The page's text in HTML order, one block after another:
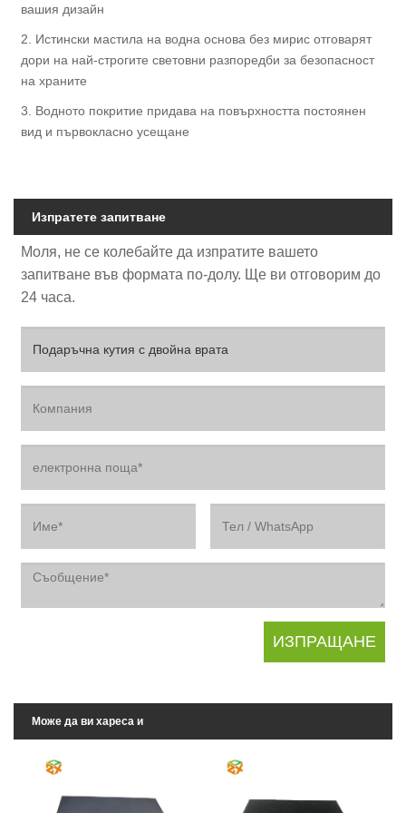
вашия дизайн
2. Истински мастила на водна основа без мирис отговарят
дори на най-строгите световни разпоредби за безопасност
на храните
3. Водното покритие придава на повърхността постоянен
вид и първокласно усещане
Изпратете запитване
Моля, не се колебайте да изпратите вашето
запитване във формата по-долу. Ще ви отговорим до
24 часа.
Може да ви хареса и